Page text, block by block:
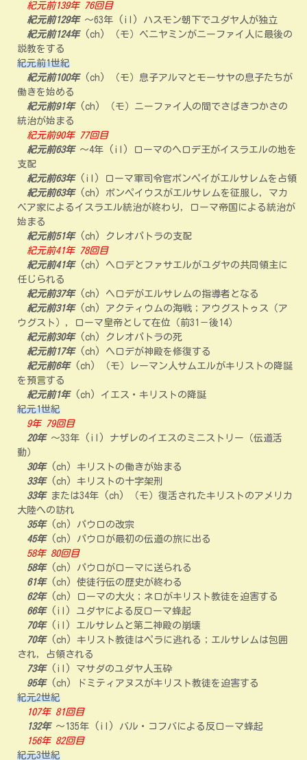
紀元前139年 76回目
紀元前129年 ～63年 (il) ハスモン朝下でユダヤ人が独立
紀元前124年 (ch) （モ）ベニヤミンがニーファイ人に最後の
説教をする
紀元前1世紀
紀元前100年 (ch) （モ）息子アルマとモーサヤの息子たちが
働きを始める
紀元前91年 (ch) （モ）ニーファイ人の間でさばきつかさの
統治が始まる
紀元前90年 77回目
紀元前63年 ～4年 (il) ローマのヘロデ王がイスラエルの地を
支配
紀元前63年 (il) ローマ軍司令官ポンペイがエルサレムを占領
紀元前63年 (ch) ポンペイウスがエルサレムを征服し，マカ
ベア家によるイスラエル統治が終わり，ローマ帝国による統治が
始まる
紀元前51年 (ch) クレオパトラの支配
紀元前41年 78回目
紀元前41年 (ch) ヘロデとファサエルがユダヤの共同領主に
任じられる
紀元前37年 (ch) ヘロデがエルサレムの指導者となる
紀元前31年 (ch) アクティウムの海戦；アウグストゥス（ア
ウグスト），ローマ皇帝として在位（前31－後14）
紀元前30年 (ch) クレオパトラの死
紀元前17年 (ch) ヘロデが神殿を修復する
紀元前6年 (ch) （モ）レーマン人サムエルがキリストの降誕
を預言する
紀元前1年 (ch) イエス・キリストの降誕
紀元1世紀
9年 79回目
20年 ～33年 (il) ナザレのイエスのミニストリー（伝道活
動）
30年 (ch) キリストの働きが始まる
33年 (ch) キリストの十字架刑
33年 または34年 (ch) （モ）復活されたキリストのアメリカ
大陸への訪れ
35年 (ch) パウロの改宗
45年 (ch) パウロが最初の伝道の旅に出る
58年 80回目
58年 (ch) パウロがローマに送られる
61年 (ch) 使徒行伝の歴史が終わる
62年 (ch) ローマの大火；ネロがキリスト教徒を迫害する
66年 (il) ユダヤによる反ローマ蜂起
70年 (il) エルサレムと第二神殿の崩壊
70年 (ch) キリスト教徒はペラに逃れる；エルサレムは包囲
され，占領される
73年 (il) マサダのユダヤ人玉砕
95年 (ch) ドミティアヌスがキリスト教徒を迫害する
紀元2世紀
107年 81回目
132年 ～135年 (il) バル・コフバによる反ローマ蜂起
156年 82回目
紀元3世紀